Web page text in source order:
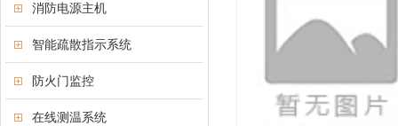
消防电源主机
智能疏散指示系统
防火门监控
在线测温系统